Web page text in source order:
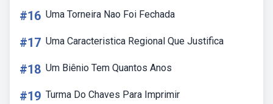
#16 Uma Torneira Nao Foi Fechada
#17 Uma Caracteristica Regional Que Justifica
#18 Um Biênio Tem Quantos Anos
#19 Turma Do Chaves Para Imprimir